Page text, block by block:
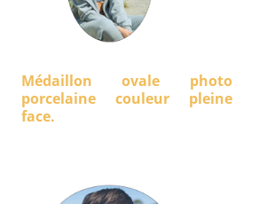
Médaillon ovale photo
porcelaine couleur pleine
face.